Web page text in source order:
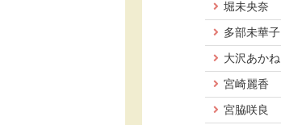
堀未央奈
多部未華子
大沢あかね
宮崎麗香
宮脇咲良